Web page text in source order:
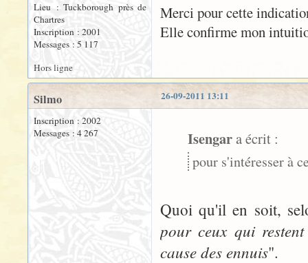
Lieu : Tuckborough près de
Chartres
Inscription : 2001
Messages : 5 117
Merci pour cette
Elle confirme mon
Hors ligne
26-09-2011 13:11
Silmo
Inscription : 2002
Messages : 4 267
Isengara écrit :
pour s'intéresser à
Quoi qu'il en soit,
pour ceux qui
cause des ennuis".